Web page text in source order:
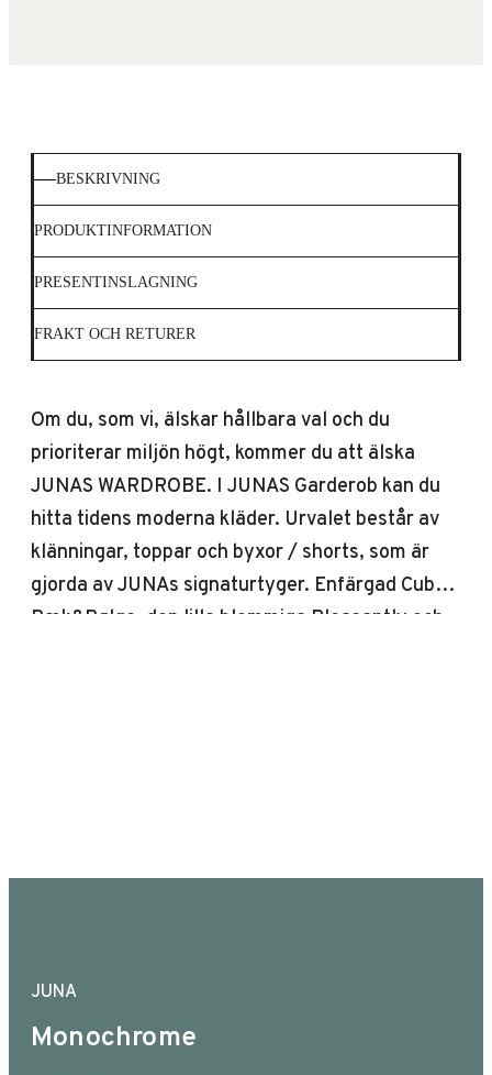
BESKRIVNING
PRODUKTINFORMATION
PRESENTINSLAGNING
FRAKT OCH RETURER
Om du, som vi, älskar hållbara val och du
prioriterar miljön högt, kommer du att älska
JUNAS WARDROBE. I JUNAS Garderob kan du
hitta tidens moderna kläder. Urvalet består av
klänningar, toppar och byxor / shorts, som är
gjorda av JUNAs signaturtyger. Enfärgad Cube,
Bæk&Bølge, den lilla blommiga Pleasantly och
skonsamt för miljön utan också mot kläderna
universum, vävt upp i de vackraste tygerna.
JUNA
Monochrome